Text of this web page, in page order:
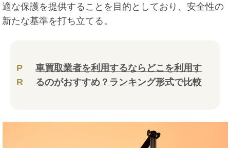
適な保護を提供することを目的としており、安全性の
新たな基準を打ち立てる。
P
R
車買取業者を利用するならどこを利用す
るのがおすすめ？ランキング形式で比較